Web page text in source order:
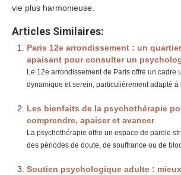
vie plus harmonieuse.
Articles Similaires:
Paris 12e arrondissement : un
apaisant pour consulter un
Le 12e arrondissement de Paris offre un cadre
dynamique et serein, particulièrement adapté à
Les bienfaits de la psychothérapie
comprendre, apaiser et avancer
La psychothérapie offre un espace de parole
des périodes de doute, de souffrance ou de
Soutien psychologique adulte :